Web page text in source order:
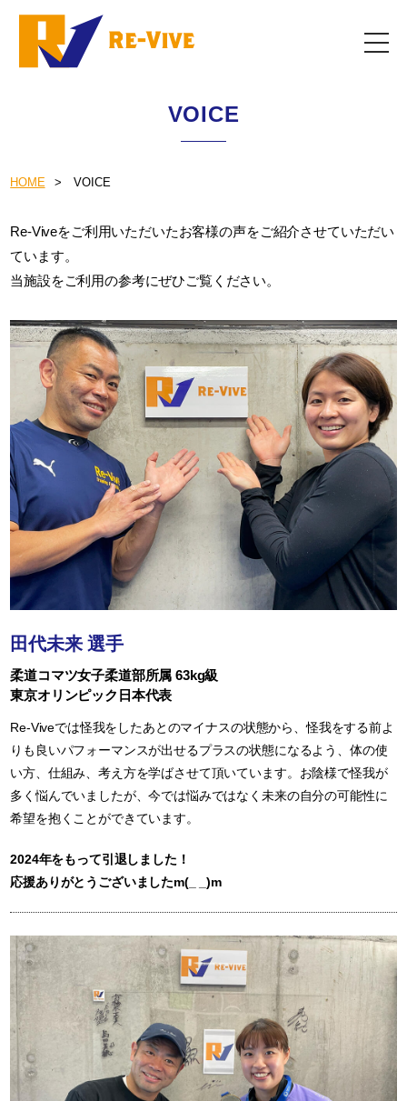
VOICE
HOME VOICE
Re-Viveをご利用いただいたお客様の声をご紹介させていただい
ています。
当施設をご利用の参考にぜひご覧ください。
田代未来 選手
柔道コマツ女子柔道部所属 63kg級
東京オリンピック日本代表
Re-Viveでは怪我をしたあとのマイナスの状態から、怪我をする前よ
りも良いパフォーマンスが出せるプラスの状態になるよう、体の使
い方、仕組み、考え方を学ばさせて頂いています。お陰様で怪我が
多く悩んでいましたが、今では悩みではなく未来の自分の可能性に
希望を抱くことができています。
2024年をもって引退しました！
応援ありがとうございましたm(_ _)m